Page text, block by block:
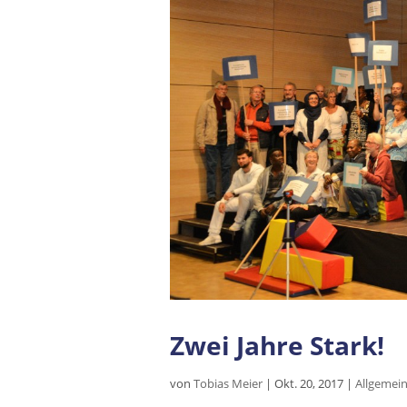
Zwei Jahre Stark!
von Tobias Meier| Okt. 20, 2017| Allgemein